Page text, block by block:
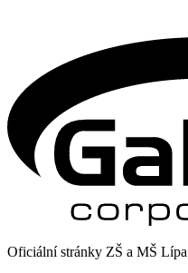
Oficiální stránky ZŠ a MŠ